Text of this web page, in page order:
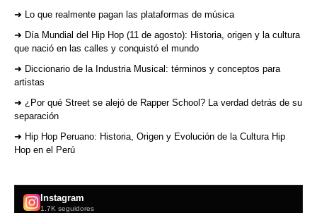
➜ Lo que realmente pagan las plataformas de música
➜ Día Mundial del Hip Hop (11 de agosto): Historia, origen y la cultura
que nació en las calles y conquistó el mundo
➜ Diccionario de la Industria Musical: términos y conceptos para
artistas
➜ ¿Por qué Street se alejó de Rapper School? La verdad detrás de su
separación
➜ Hip Hop Peruano: Historia, Origen y Evolución de la Cultura Hip
Hop en el Perú
Instagram
1.7K seguidores